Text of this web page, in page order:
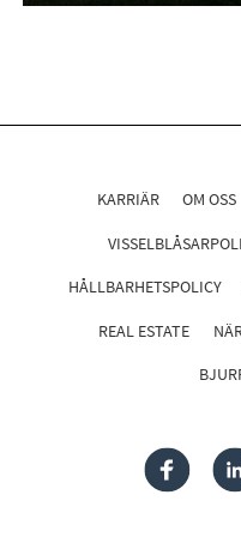
KARRIÄR OM OSS
HÅLLBARHETSPOLICY
REAL ESTATE